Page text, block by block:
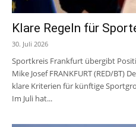
Klare Regeln für
30. Juli 2026
Sportkreis Frankfurt übergibt
Mike Josef FRANKFURT (RED/BT)
klare Kriterien für künftige
Im Juli hat...